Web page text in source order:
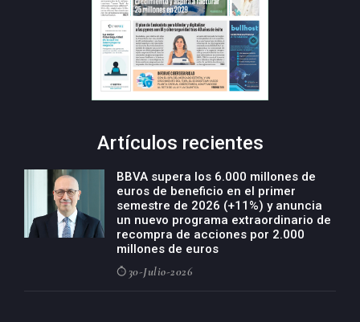
Artículos recientes
BBVA supera los 6.000 millones de
euros de beneficio en el primer
semestre de 2026 (+11%) y anuncia
un nuevo programa extraordinario de
recompra de acciones por 2.000
millones de euros
30-Julio-2026